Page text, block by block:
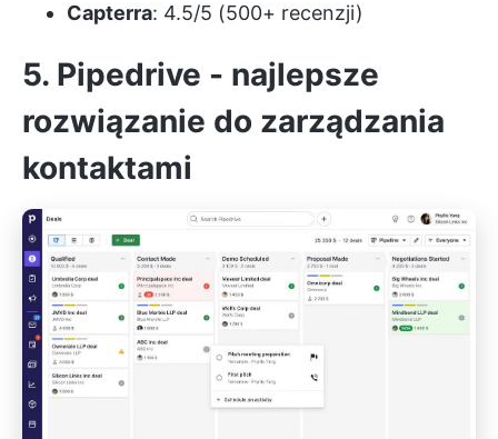
Capterra: 4.5/5 (500+ recenzji)
5. Pipedrive - najlepsze
rozwiązanie do zarządzania
kontaktami